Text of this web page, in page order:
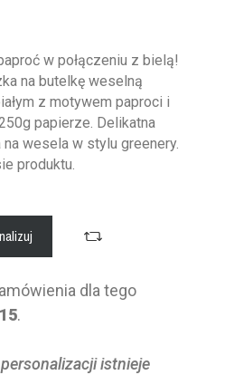
w połączeniu z bielą!
na butelkę weselną
z motywem paproci i
papierze. Delikatna
wesela w stylu greenery.
produktu.
dla tego
15.
istnieje